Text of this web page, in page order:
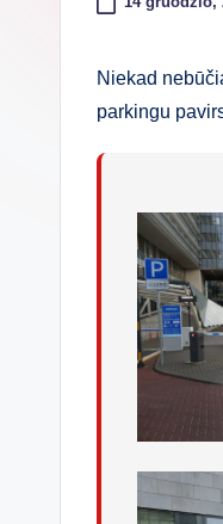
Niekad
parkingu